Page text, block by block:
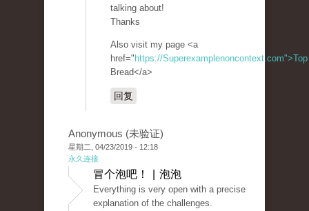
talking about!
Thanks
Also visit my page <a
href=" https://Superexamplenoncontext.com">Top
Bread</a>
回复
Anonymous (未验证)
星期二, 04/23/2019 - 12:18
永久连接
冒个泡吧！ | 泡泡
Everything is very open with a precise
explanation of the challenges.